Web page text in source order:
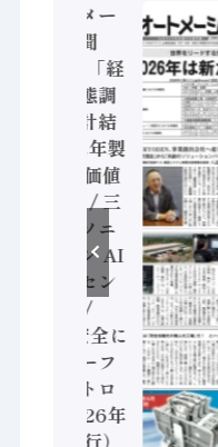
【オートメー
ション新聞
No.455】「経
済構造実態調
査二次集計結
果」2024年製
造業 付加価値
額86兆円 / 三
菱電機とソニ
ーセミコン AI
ビジョンセン
サで協業 /
IDEC、安全に
動かすセーフ
ティコントロ
ーラ（2026年